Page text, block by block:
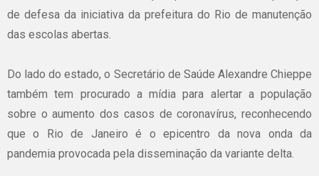
de defesa da iniciativa da prefeitura do Rio de manutenção
das escolas abertas.
Do lado do estado, o Secretário de Saúde Alexandre Chieppe
também tem procurado a mídia para alertar a população
sobre o aumento dos casos de coronavírus, reconhecendo
que o Rio de Janeiro é o epicentro da nova onda da
pandemia provocada pela disseminação da variante delta.